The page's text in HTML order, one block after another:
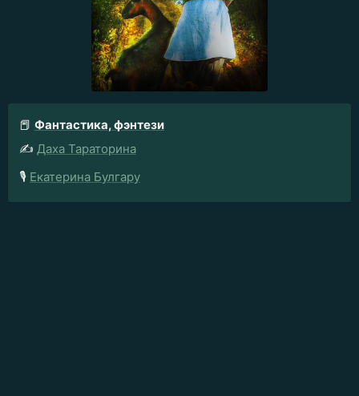
📕 Фантастика, фэнтези
✍️ Даха Тараторина
🎙️ Екатерина Булгару